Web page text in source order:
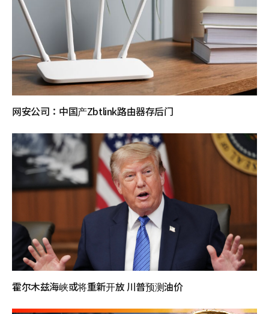
网安公司：中国产Zbtlink路由器存后门
霍尔木兹海峡或将重新开放 川普预测油价